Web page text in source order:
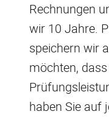
Rechnungen
wir 10 Jahre.
speichern wir
möchten,
haben Sie auf